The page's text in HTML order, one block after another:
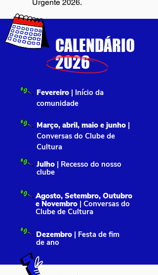
Urgente 2026.
CALENDÁRIO
2026
Fevereiro | Início da
comunidade
Março, abril, maio e junho |
Conversas do Clube de
Cultura
Julho | Recesso do nosso
clube
Agosto, Setembro, Outubro
e Novembro | Conversas do
Clube de Cultura
Dezembro | Festa de fim
de ano